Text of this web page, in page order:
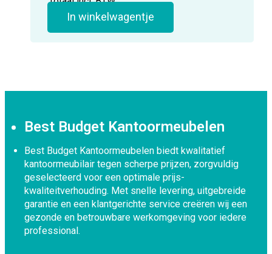
In winkelwagentje
Best Budget Kantoormeubelen
Best Budget Kantoormeubelen biedt kwalitatief
kantoormeubilair tegen scherpe prijzen, zorgvuldig
geselecteerd voor een optimale prijs-
kwaliteitverhouding. Met snelle levering, uitgebreide
garantie en een klantgerichte service creëren wij een
gezonde en betrouwbare werkomgeving voor iedere
professional.